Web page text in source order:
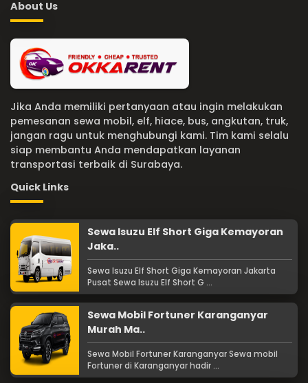
About Us
Jika Anda memiliki pertanyaan atau ingin melakukan
pemesanan sewa mobil, elf, hiace, bus, angkutan, truk,
jangan ragu untuk menghubungi kami. Tim kami selalu
siap membantu Anda mendapatkan layanan
transportasi terbaik di Surabaya.
Quick Links
Sewa Isuzu Elf Short Giga Kemayoran
Jaka..
Sewa Isuzu Elf Short Giga Kemayoran Jakarta
Pusat Sewa Isuzu Elf Short G ...
Sewa Mobil Fortuner Karanganyar
Murah Ma..
Sewa Mobil Fortuner Karanganyar Sewa mobil
Fortuner di Karanganyar hadir ...